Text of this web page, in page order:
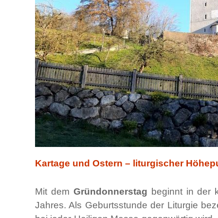
Kartage und Ostern – liturgischer
Mit dem Gründonnerstag beginnt in der
Jahres. Als Geburtsstunde der Liturgie